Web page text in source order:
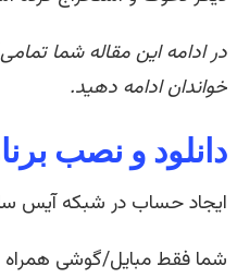
در ادامه این مقاله شما
خواندان ادامه دهید.
دانلود و نصب
ایجاد حساب در شبکه آیس
شما فقط مبایل/گوشی همراه و